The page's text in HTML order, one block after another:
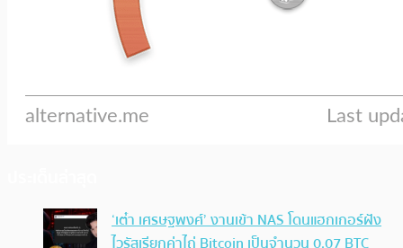
‘เต๋า เศรษฐพงศ์’ งานเข้า NAS โดนแฮกเกอร์ฝัง